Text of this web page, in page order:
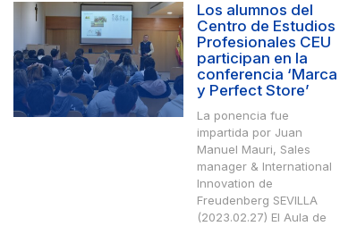
Los alumnos del
Centro de Estudios
Profesionales CEU
participan en la
conferencia ‘Marca
y Perfect Store’
La ponencia fue
impartida por Juan
Manuel Mauri, Sales
manager & International
Innovation de
Freudenberg SEVILLA
(2023.02.27) El Aula de